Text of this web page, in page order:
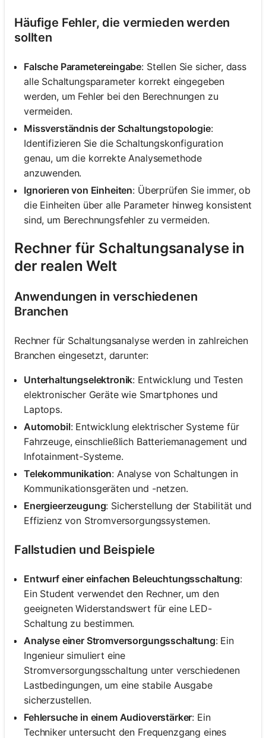
Häufige Fehler, die vermieden werden
sollten
Falsche Parametereingabe: Stellen Sie sicher, dass
alle Schaltungsparameter korrekt eingegeben
werden, um Fehler bei den Berechnungen zu
vermeiden.
Missverständnis der Schaltungstopologie:
Identifizieren Sie die Schaltungskonfiguration
genau, um die korrekte Analysemethode
anzuwenden.
Ignorieren von Einheiten: Überprüfen Sie immer, ob
die Einheiten über alle Parameter hinweg konsistent
sind, um Berechnungsfehler zu vermeiden.
Rechner für Schaltungsanalyse in
der realen Welt
Anwendungen in verschiedenen
Branchen
Rechner für Schaltungsanalyse werden in zahlreichen
Branchen eingesetzt, darunter:
Unterhaltungselektronik: Entwicklung und Testen
elektronischer Geräte wie Smartphones und
Laptops.
Automobil: Entwicklung elektrischer Systeme für
Fahrzeuge, einschließlich Batteriemanagement und
Infotainment-Systeme.
Telekommunikation: Analyse von Schaltungen in
Kommunikationsgeräten und -netzen.
Energieerzeugung: Sicherstellung der Stabilität und
Effizienz von Stromversorgungssystemen.
Fallstudien und Beispiele
Entwurf einer einfachen Beleuchtungsschaltung:
Ein Student verwendet den Rechner, um den
geeigneten Widerstandswert für eine LED-
Schaltung zu bestimmen.
Analyse einer Stromversorgungsschaltung: Ein
Ingenieur simuliert eine
Stromversorgungsschaltung unter verschiedenen
Lastbedingungen, um eine stabile Ausgabe
sicherzustellen.
Fehlersuche in einem Audioverstärker: Ein
Techniker untersucht den Frequenzgang eines